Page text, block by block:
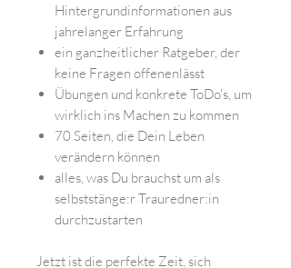
Hintergrundinformationen aus
jahrelanger Erfahrung
ein ganzheitlicher Ratgeber, der
keine Fragen offenenlässt
Übungen und konkrete ToDo's, um
wirklich ins Machen zu kommen
70 Seiten, die Dein Leben
verändern können
alles, was Du brauchst um als
selbststänge:r Trauredner:in
durchzustarten
Jetzt ist die perfekte Zeit, sich